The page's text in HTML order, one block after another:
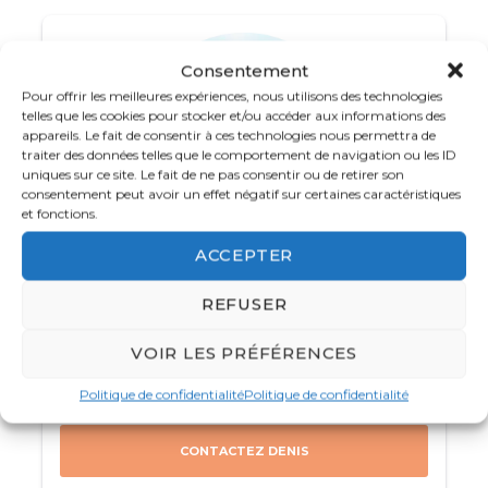
Consentement
Pour offrir les meilleures expériences, nous utilisons des technologies
telles que les cookies pour stocker et/ou accéder aux informations des
appareils. Le fait de consentir à ces technologies nous permettra de
traiter des données telles que le comportement de navigation ou les ID
uniques sur ce site. Le fait de ne pas consentir ou de retirer son
consentement peut avoir un effet négatif sur certaines caractéristiques
et fonctions.
ACCEPTER
REFUSER
VOIR LES PRÉFÉRENCES
Politique de confidentialitéPolitique de confidentialité
Votre spécialiste Asie
01 88 32 72 47
Du lundi au vendredi de8hà18 h 30
samedi de 10h à 16h
CONTACTEZ DENIS
lanternes, où vous pourrez flâner dans ses
ruelles pleines de charme et ses maisons
colorées.
Votre immersion se poursuit dans le sud du
Vietnam, àSaïgon(Ho Chi Minh Ville), une
métropole où modernité et tradition se
côtoient, et dans ledelta du Mékong, où la vie
s’organise autour des marchés flottants et des
villages bordant les canaux. Cevoyage multi-
vous promet de vivre une
aventure culturelle et humaine, avec un groupe
de 26 participants maximum, pour profiter
pleinement de chaque étape.
Ce parcours vous plongera dans l’essence